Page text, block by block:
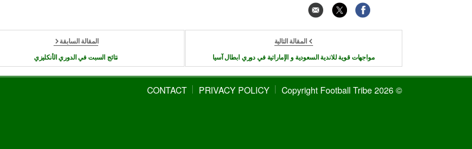
المقالة التالية
مواجهات قوية للاندية السعودية و الإماراتية في دوري ابطال آسيا
المقالة السابقة
نتائج السبت في الدوري الأنكليزي
© 2026 Copyright Football Tribe
CONTACT PRIVACY POLICY